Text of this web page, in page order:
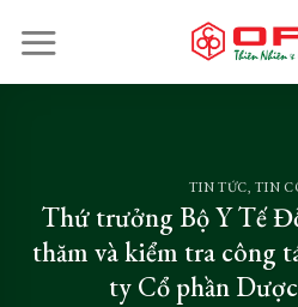
TIN TỨC TIN
Thứ trưởng Bộ Y Tế
thăm và kiểm tra công
ty Cổ phần